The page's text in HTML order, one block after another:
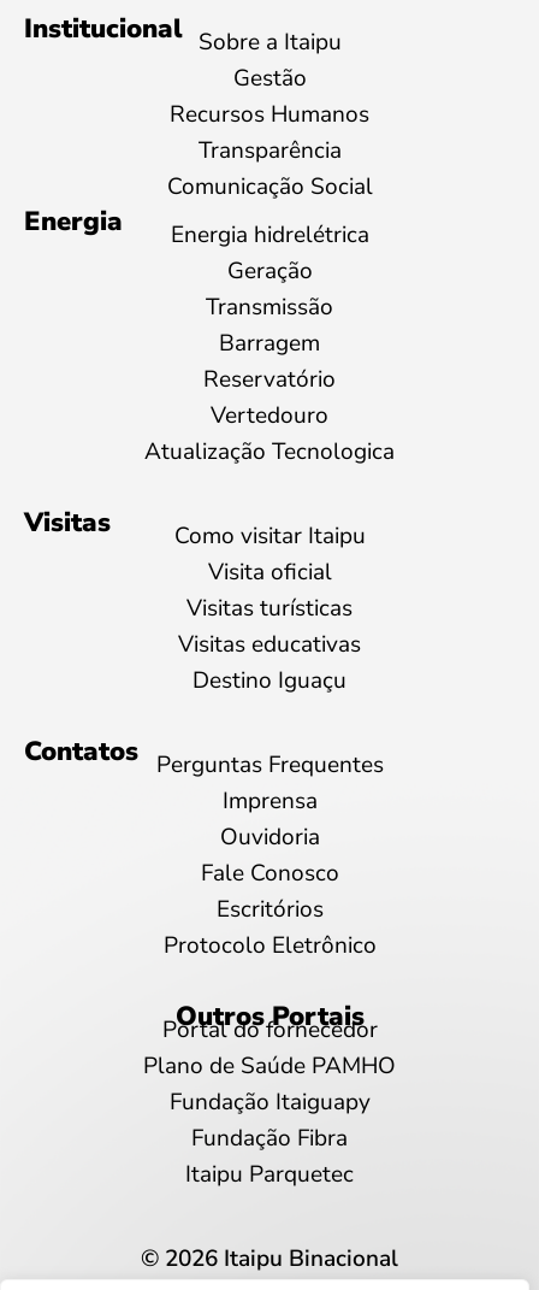
Institucional Sobre a Itaipu
Gestão
Recursos Humanos
Transparência
Comunicação Social
Energia
Energia hidrelétrica
Geração
Transmissão
Barragem
Reservatório
Vertedouro
Atualização Tecnologica
Visitas
Como visitar Itaipu
Visita oficial
Visitas turísticas
Visitas educativas
Destino Iguaçu
Contatos
Perguntas Frequentes
Imprensa
Ouvidoria
Fale Conosco
Escritórios
Protocolo Eletrônico
Outros Portais
Portal do fornecedor
Plano de Saúde PAMHO
Fundação Itaiguapy
Fundação Fibra
Itaipu Parquetec
© 2026 Itaipu Binacional